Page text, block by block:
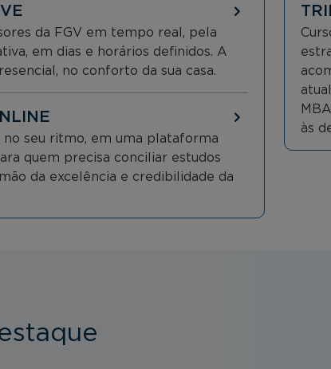
da FGV em tempo real, pela
em dias e horários definidos. A
no conforto da sua casa.
no seu ritmo, em uma plataforma
quem precisa conciliar estudos
da excelência e credibilidade da
às